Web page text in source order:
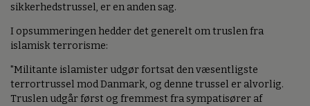
sikkerhedstrussel, er en anden sag.
I opsummeringen hedder det generelt om truslen fra
islamisk terrorisme:
"Militante islamister udgør fortsat den væsentligste
terrortrussel mod Danmark, og denne trussel er alvorlig.
Truslen udgår først og fremmest fra sympatisører af